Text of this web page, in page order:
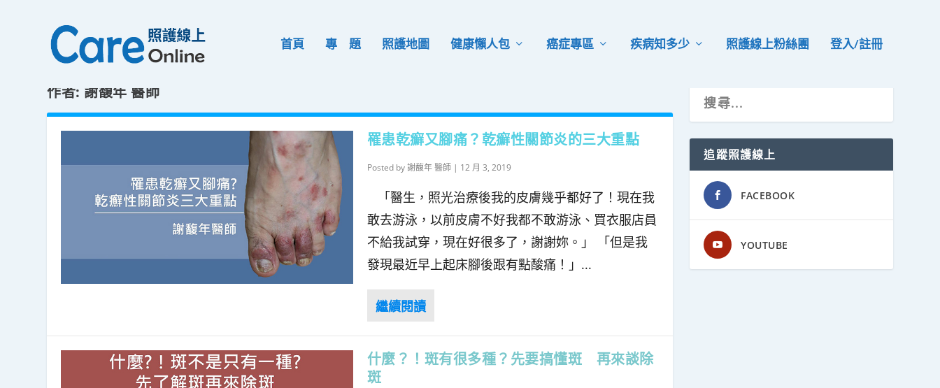
首頁 專 題 照護地圖 健康懶人包 癌症專區 疾病知多少 照護線上粉絲團 登入/註冊
作者: 謝馥年 醫師
罹患乾癬又腳痛？乾癬性關節炎的三大重點
Posted by謝馥年 醫師| 12 月 3, 2019
「醫生，照光治療後我的皮膚幾乎都好了！現在我
敢去游泳，以前皮膚不好我都不敢游泳、買衣服店員
不給我試穿，現在好很多了，謝謝妳。」 「但是我
發現最近早上起床腳後跟有點酸痛！」...
什麼？！斑有很多種？先要搞懂斑 再來談除
斑
追蹤照護線上
FACEBOOK
YOUTUBE